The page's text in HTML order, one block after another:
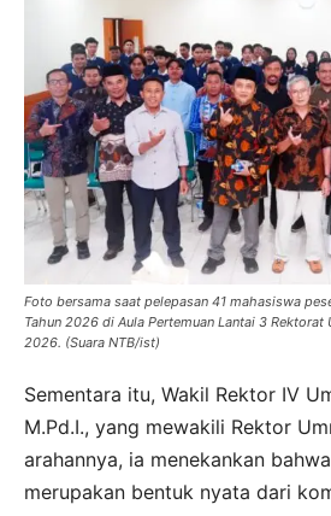
Foto bersama saat pelepasan 41 mahasiswa
Tahun 2026 di Aula Pertemuan Lantai 3
2026. (Suara NTB/ist)
Sementara itu, Wakil Rektor IV
M.Pd.I., yang mewakili Rektor
arahannya, ia menekankan
merupakan bentuk nyata dari